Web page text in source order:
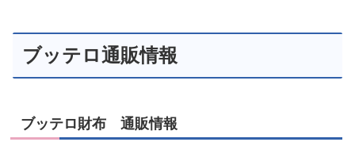
ブッテロ通販情報
ブッテロ財布 通販情報